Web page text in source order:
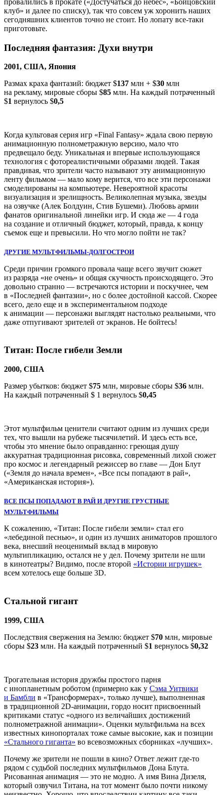
провалились в прокате («Достучаться до небес», «Бойцовский
клуб» и далее по списку), так что совсем уж хоронить наших
сегодняшних клиентов точно не стоит. Но лопату все-таки
приготовьте.
Последняя фантазия: Духи внутри
2001, США, Япония
Размах краха фантазий: бюджет $137 млн + $30 млн
на рекламу, мировые сборы $85 млн. На каждый потраченный
$1 вернулось $0,5
Когда культовая серия игр «Final Fantasy» ждала свою первую
анимационную полнометражную версию, мало что
предвещало беду. Уникальная и впервые использующаяся
технология с фотореалистичными образами людей. Такая
правдивая, что зрители часто называют эту анимационную
ленту фильмом — мало кому верится, что все эти персонажи
смоделированы на компьютере. Невероятной красоты
визуализация и зрелищность. Великолепная музыка, звезды
на озвучке (Алек Болдуин, Стив Бушеми). Любовь армии
фанатов оригинальной линейки игр. И сюда же — 4 года
на создание и отличный бюджет, который, правда, к концу
съемок еще и превысили. Но что могло пойти не так?
ДРУГИЕ МУЛЬТФИЛЬМЫ-ДОЛГОСТРОИ
Среди причин громкого провала чаще всего звучит сюжет
из разряда «не очень» и общая скучность происходящего. Это
довольно странно — встречаются истории и поскучнее, чем
в «Последней фантазии», но с более достойной кассой. Скорее
всего, дело еще и в экспериментальном подходе
к анимации — персонажи выглядят настолько реальными, что
даже отпугивают зрителей от экранов. Не бойтесь!
Титан: После гибели Земли
2000, США
Размер убытков: бюджет $75 млн, мировые сборы $36 млн.
На каждый потраченный $ 1 вернулось $0,45
Этот мультфильм ценители считают одним из лучших среди
тех, что вышли на рубеже тысячилетий. И здесь есть все,
чтобы это мнение было оправданно: греющая душу
аккуратная традиционная рисовка, современный лихой сюжет
про космос и легендарный режиссер во главе — Дон Блут
(«Земля до начала времен», «Все псы попадают в рай»,
«Американская история»).
ВСЕ ПСЫ ПОПАДАЮТ В РАЙ И ДРУГИЕ ГРУСТНЫЕ
МУЛЬТФИЛЬМЫ
К сожалению, «Титан: После гибели земли» стал его
«лебединой песнью», и один из лучших аниматоров прошлого
века, внесший неоценимый вклад в мировую
мультипликацию, остался не у дел. Почему зрители не шли
в кинотеатры? Видимо, после второй «Истории игрушек»
всем хотелось еще больше 3D.
Стальной гигант
1999, США
Последствия свержения на Землю: бюджет $70 млн, мировые
сборы $23 млн. На каждый потраченный $1 вернулось $0,32
Трогательная история дружбы простого парня
с инопланетным роботом (примерно как у Сэма Уитвики
и Бамбли в «Трансформерах», только лучше), выполненная
в традиционной 2D-анимации, гордо носит присвоенный
критиками статус «одного из величайших достижений
полнометражной анимации». Оценки мультфильма на всех
известных кинопорталах тоже самые высокие, как и позиции
«Стального гиганта» во всевозможных сборниках «лучших».
Почему же зрители не пошли в кино? Ответ лежит где-то
рядом с судьбой последних мультфильмов Дона Блута.
Рисованная анимация — это не модно. А имя Вина Дизеля,
который озвучил Титана, на тот момент было почти никому